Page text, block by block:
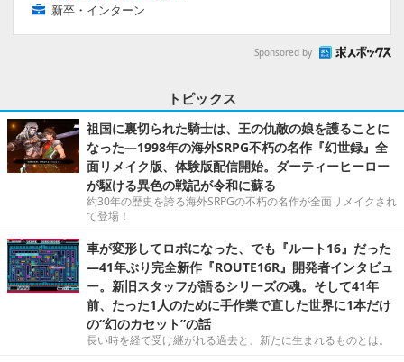
新卒・インターン
Sponsored by
トピックス
祖国に裏切られた騎士は、王の仇敵の娘を護ることに
なった―1998年の海外SRPG不朽の名作『幻世録』全
面リメイク版、体験版配信開始。ダーティーヒーロー
が駆ける異色の戦記が令和に蘇る
約30年の歴史を誇る海外SRPGの不朽の名作が全面リメイクされ
て登場！
車が変形してロボになった、でも『ルート16』だった
―41年ぶり完全新作『ROUTE16R』開発者インタビュ
ー。新旧スタッフが語るシリーズの魂。そして41年
前、たった1人のために手作業で直した世界に1本だけ
の“幻のカセット”の話
長い時を経て受け継がれる過去と、新たに生まれるものとは。